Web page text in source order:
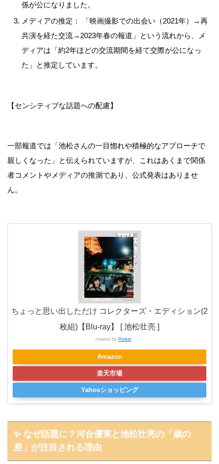
係が公になりました。
メディアの推定： 「映画撮影での出会い（2021年）→再
共演を経た交流→2023年春の報道」という流れから、メ
ディアは「約2年ほどの交流期間を経て交際が公になっ
た」と推定しています。
【センシティブな話題への配慮】
一部報道では「池松さんの一目惚れや積極的なアプローチで
親しくなった」と伝えられていますが、これはあくまで関係
者コメントやメディアの推測であり、公式発表はありませ
ん。
ちょっと思い出しただけ コレクターズ・エディション(2
枚組)【Blu-ray】 [ 池松壮亮 ]
created by Rinker
Amazon
楽天市場
Yahooショッピング
✨ なぜ話題に？河合優実と池松壮亮の「歳の
差」が注目される理由